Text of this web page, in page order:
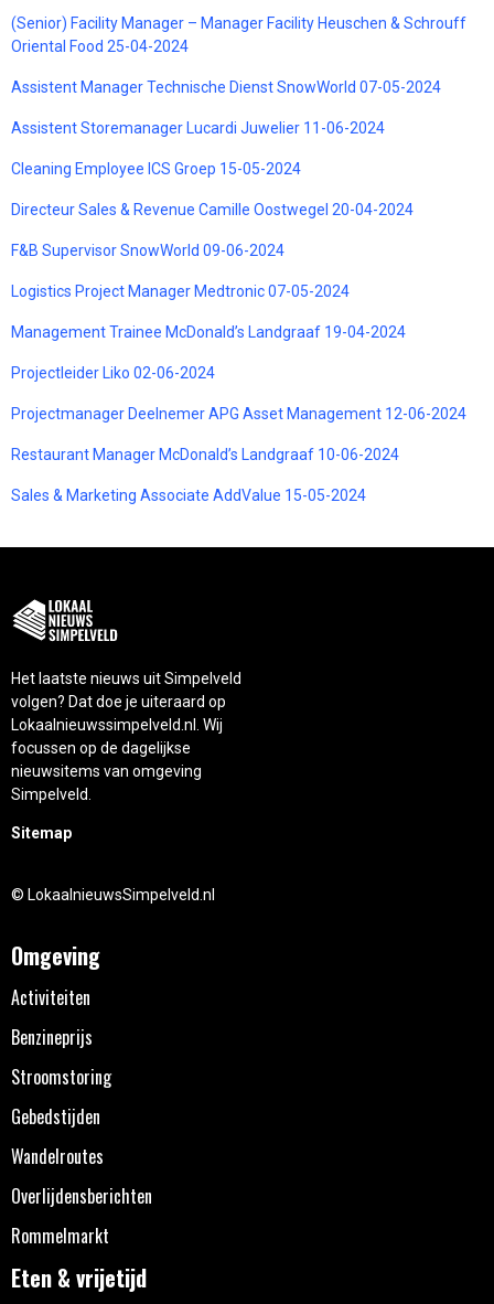
(Senior) Facility Manager – Manager Facility Heuschen & Schrouff
Oriental Food 25-04-2024
Assistent Manager Technische Dienst SnowWorld 07-05-2024
Assistent Storemanager Lucardi Juwelier 11-06-2024
Cleaning Employee ICS Groep 15-05-2024
Directeur Sales & Revenue Camille Oostwegel 20-04-2024
F&B Supervisor SnowWorld 09-06-2024
Logistics Project Manager Medtronic 07-05-2024
Management Trainee McDonald’s Landgraaf 19-04-2024
Projectleider Liko 02-06-2024
Projectmanager Deelnemer APG Asset Management 12-06-2024
Restaurant Manager McDonald’s Landgraaf 10-06-2024
Sales & Marketing Associate AddValue 15-05-2024
Het laatste nieuws uit Simpelveld
volgen? Dat doe je uiteraard op
Lokaalnieuwssimpelveld.nl. Wij
focussen op de dagelijkse
nieuwsitems van omgeving
Simpelveld.
Sitemap
© LokaalnieuwsSimpelveld.nl
Omgeving
Activiteiten
Benzineprijs
Stroomstoring
Gebedstijden
Wandelroutes
Overlijdensberichten
Rommelmarkt
Eten & vrijetijd